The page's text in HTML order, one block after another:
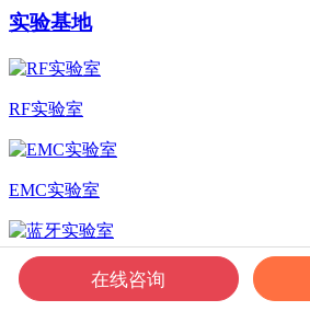
实验基地
RF实验室
EMC实验室
蓝牙实验室在线咨询